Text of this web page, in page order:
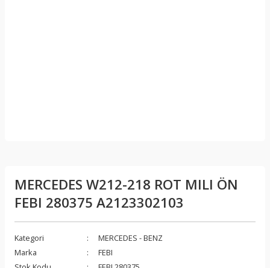
MERCEDES W212-218 ROT MILI ÖN
FEBI 280375 A2123302103
Kategori
MERCEDES - BENZ
Marka
FEBI